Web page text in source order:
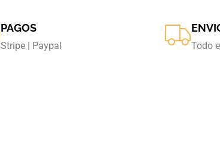
PAGOS
Stripe | Paypal Todo